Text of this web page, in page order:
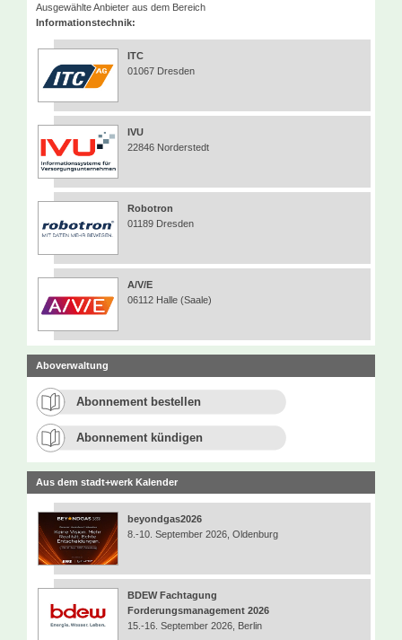
Ausgewählte Anbieter aus dem Bereich
Informationstechnik:
ITC
01067 Dresden
IVU
22846 Norderstedt
Robotron
01189 Dresden
A/V/E
06112 Halle (Saale)
Aboverwaltung
Abonnement bestellen
Abonnement kündigen
Aus dem stadt+werk Kalender
beyondgas2026
8.-10. September 2026, Oldenburg
BDEW Fachtagung
Forderungsmanagement 2026
15.-16. September 2026, Berlin